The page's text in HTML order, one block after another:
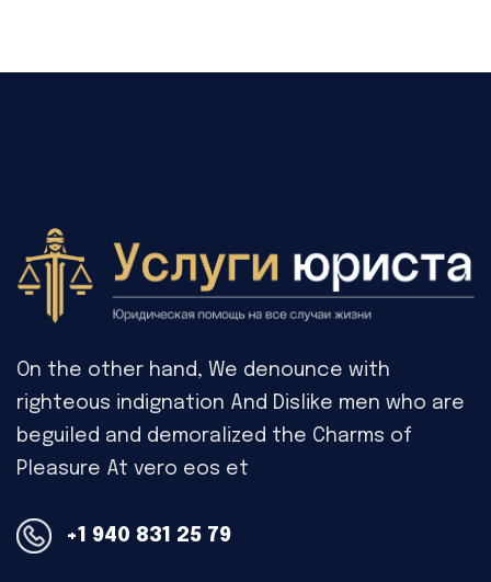
On the other hand, We denounce with
righteous indignation And Dislike men who are
beguiled and demoralized the Charms of
Pleasure At vero eos et
+1 940 831 25 79